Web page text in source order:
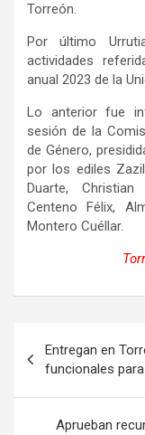
Torreón.
Por último
actividades
anual 2023 de la
Lo anterior fue
sesión de la
de Género,
por los ediles
Duarte,
Centeno Félix,
Montero Cuéllar.
de
entradas
Entregan en
funcionales
Aprueban